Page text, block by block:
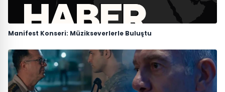
Manifest Konseri: Müzikseverlerle Buluştu